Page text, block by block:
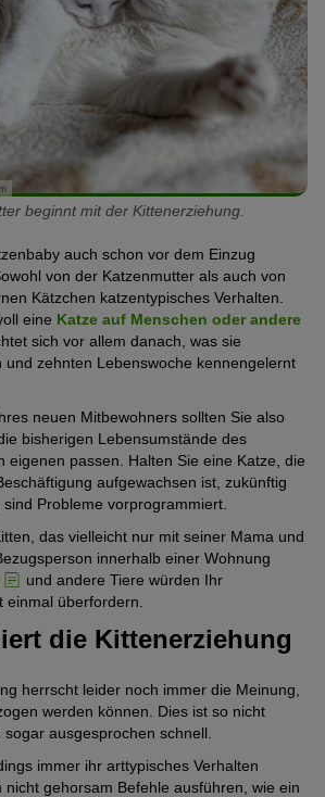
beginnt mit der Kittenerziehung.
auch schon vor dem Einzug
von der Katzenmutter als auch von
Kätzchen katzentypisches Verhalten.
eine Katze auf Menschen oder andere
sich vor allem danach, was sie
und zehnten Lebenswoche kennengelernt
neuen Mitbewohners sollten Sie also
bisherigen Lebensumstände des
eigenen passen. Halten Sie eine Katze, die
aufgewachsen ist, zukünftig
Probleme vorprogrammiert.
das vielleicht nur mit seiner Mama und
innerhalb einer Wohnung
und andere Tiere würden Ihr
einmal überfordern.
die Kittenerziehung
herrscht leider noch immer die Meinung,
werden können. Dies ist so nicht
ausgesprochen schnell.
immer ihr arttypisches Verhalten
nicht gehorsam Befehle ausführen, wie ein